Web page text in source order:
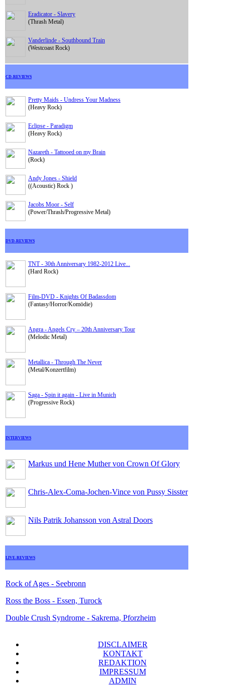
Eradicator - Slavery
(Thrash Metal)
Vanderlinde - Southbound Train
(Westcoast Rock)
CD-REVIEWS
Pretty Maids - Undress Your Madness
(Heavy Rock)
Eclipse - Paradigm
(Heavy Rock)
Nazareth - Tattooed on my Brain
(Rock)
Andy Jones - Shield
((Acoustic) Rock )
Jacobs Moor - Self
(Power/Thrash/Progressive Metal)
DVD-REVIEWS
TNT - 30th Anniversary 1982-2012 Live...
(Hard Rock)
Film-DVD - Knights Of Badassdom
(Fantasy/Horror/Komödie)
Angra - Angels Cry – 20th Anniversary Tour
(Melodic Metal)
Metallica - Through The Never
(Metal/Konzertfilm)
Saga - Spin it again - Live in Munich
(Progressive Rock)
INTERVIEWS
Markus und Hene Muther von Crown Of Glory
Chris-Alex-Coma-Jochen-Vince von Pussy Sisster
Nils Patrik Johansson von Astral Doors
LIVE-REVIEWS
Rock of Ages - Seebronn
Ross the Boss - Essen, Turock
Double Crush Syndrome - Sakrema, Pforzheim
DISCLAIMER
KONTAKT
REDAKTION
IMPRESSUM
ADMIN